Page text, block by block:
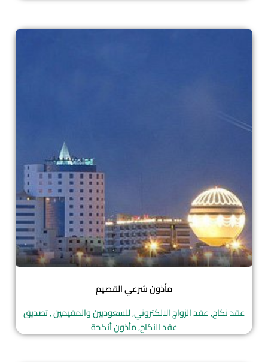
مأذون شرعي القصيم
عقد نكاح, عقد الزواج الالكتروني, للسعوديين والمقيمين , تصديق
عقد النكاح, مأذون أنكحة